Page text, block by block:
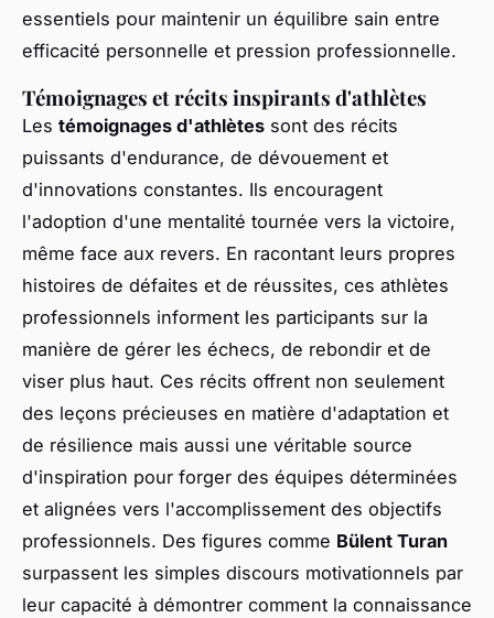
essentiels pour maintenir un équilibre sain entre
efficacité personnelle et pression professionnelle.
Témoignages et récits inspirants d'athlètes
Les témoignages d'athlètes sont des récits
puissants d'endurance, de dévouement et
d'innovations constantes. Ils encouragent
l'adoption d'une mentalité tournée vers la victoire,
même face aux revers. En racontant leurs propres
histoires de défaites et de réussites, ces athlètes
professionnels informent les participants sur la
manière de gérer les échecs, de rebondir et de
viser plus haut. Ces récits offrent non seulement
des leçons précieuses en matière d'adaptation et
de résilience mais aussi une véritable source
d'inspiration pour forger des équipes déterminées
et alignées vers l'accomplissement des objectifs
professionnels. Des figures comme Bülent Turan
surpassent les simples discours motivationnels par
leur capacité à démontrer comment la connaissance